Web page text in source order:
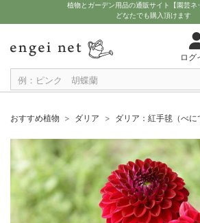
植物とガーデン用品の通販サイト【園芸
どなたでも購入頂けます
ログ
おすすめ植物 ダリア ダリア：紅手毬（べに